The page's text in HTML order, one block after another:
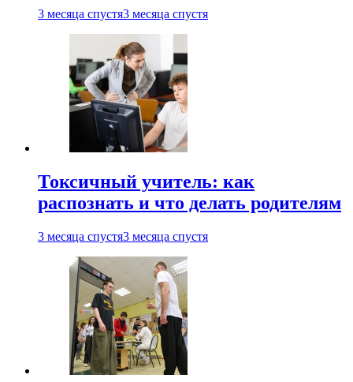
3 месяца спустя3 месяца спустя
Токсичный учитель: как
распознать и что делать родителям
3 месяца спустя3 месяца спустя